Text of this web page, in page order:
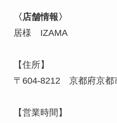
〈店舗情報〉
居様　IZAMA
【住所】
〒604-8212　京都府京
【営業時間】